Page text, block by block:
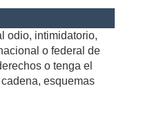
odio, intimidatorio,
o federal de
o tenga el
esquemas